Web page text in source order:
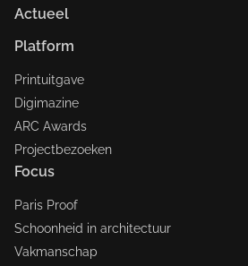
Actueel
Platform
Printuitgave
Digimazine
ARC Awards
Projectbezoeken
Focus
Paris Proof
Schoonheid in architectuur
Vakmanschap